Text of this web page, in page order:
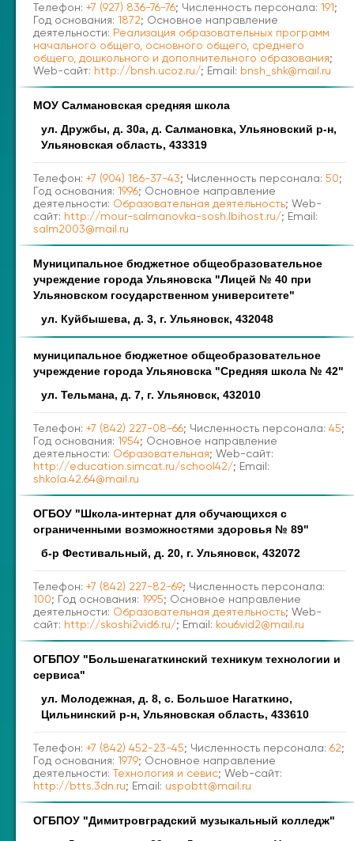
Телефон: +7 (927) 836-76-76; Численность персонала: 191;
Год основания: 1872; Основное направление
деятельности: Реализация образовательных программ
начального общего, основного общего, среднего
общего, дошкольного и дополнительного образования;
Web-сайт: http://bnsh.ucoz.ru/; Email: bnsh_shk@mail.ru
МОУ Салмановская средняя школа
ул. Дружбы, д. 30а, д. Салмановка, Ульяновский р-н,
Ульяновская область, 433319
Телефон: +7 (904) 186-37-43; Численность персонала: 50;
Год основания: 1996; Основное направление
деятельности: Образовательная деятельность; Web-
сайт: http://mour-salmanovka-sosh.lbihost.ru/; Email:
salm2003@mail.ru
Муниципальное бюджетное общеобразовательное
учреждение города Ульяновска "Лицей № 40 при
Ульяновском государственном университете"
ул. Куйбышева, д. 3, г. Ульяновск, 432048
муниципальное бюджетное общеобразовательное
учреждение города Ульяновска "Средняя школа № 42"
ул. Тельмана, д. 7, г. Ульяновск, 432010
Телефон: +7 (842) 227-08-66; Численность персонала: 45;
Год основания: 1954; Основное направление
деятельности: Образовательная; Web-сайт:
http://education.simcat.ru/school42/; Email:
shkola.42.64@mail.ru
ОГБОУ "Школа-интернат для обучающихся с
ограниченными возможностями здоровья № 89"
б-р Фестивальный, д. 20, г. Ульяновск, 432072
Телефон: +7 (842) 227-82-69; Численность персонала:
100; Год основания: 1995; Основное направление
деятельности: Образовательная деятельность; Web-
сайт: http://skoshi2vid6.ru/; Email: kou6vid2@mail.ru
ОГБПОУ "Большенагаткинский техникум технологии и
сервиса"
ул. Молодежная, д. 8, с. Большое Нагаткино,
Цильнинский р-н, Ульяновская область, 433610
Телефон: +7 (842) 452-23-45; Численность персонала: 62;
Год основания: 1979; Основное направление
деятельности: Технология и севис; Web-сайт:
http://btts.3dn.ru; Email: uspobtt@mail.ru
ОГБПОУ "Димитровградский музыкальный колледж"